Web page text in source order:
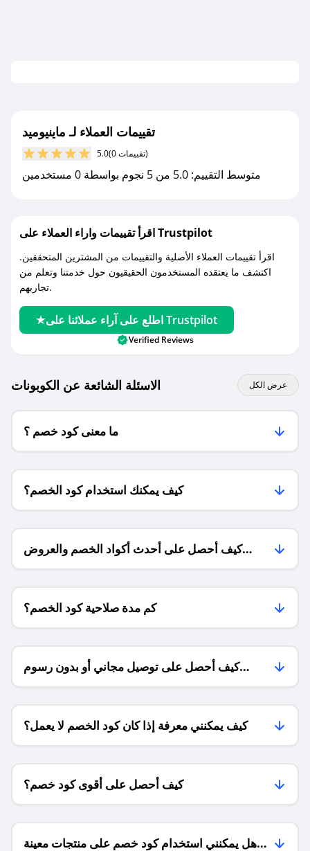
تقييمات العملاء لـ ماينيوميد
5.0 (0 تقييمات)
متوسط التقييم: 5.0 من 5 نجوم بواسطة 0 مستخدمين
اقرأ تقييمات واراء العملاء على Trustpilot
اقرأ تقييمات العملاء الأصلية والتقييمات من المشترين المتحققين.
اكتشف ما يعتقده المستخدمون الحقيقيون حول خدمتنا وتعلم من
تجاربهم.
اطلع على آراء عملائنا على Trustpilot
Verified Reviews
الاسئلة الشائعة عن الكوبونات عرض الكل
ما معنى كود خصم ؟
كيف يمكنك استخدام كود الخصم؟
كيف أحصل على أحدث أكواد الخصم والعروض
للمتاجر؟
كم مدة صلاحية كود الخصم؟
كيف أحصل على توصيل مجاني أو بدون رسوم
الشحن ؟
كيف يمكنني معرفة إذا كان كود الخصم لا يعمل؟
كيف أحصل على أقوى كود خصم؟
هل يمكنني استخدام كود خصم على منتجات معينة